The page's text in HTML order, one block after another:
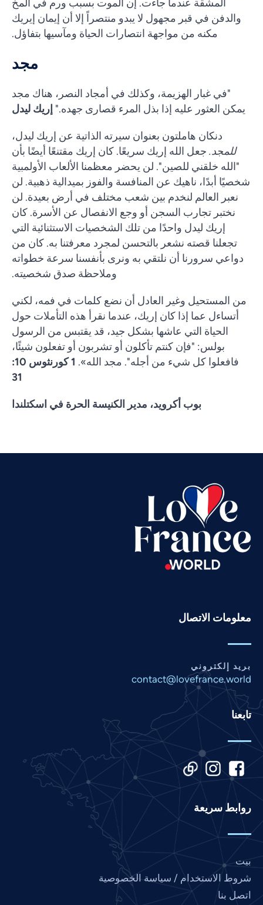
المشقة عندما جاءت. إن الموت بسبب ورم في المخ
والدفن في قبر مجهول لا يبدو منتصراً إلا أن إيمان إيريك
مكنه من مواجهة انتصارات الحياة ومآسيها بتفاؤل.
مجد
"في غبار الهزيمة، وكذلك في أمجاد النصر، هناك مجد
يمكن العثور عليه إذا بذل المرء قصارى جهده." إريك ليدل
دنكان هاملتون بعنوان سيرته الذاتية عن إريك ليدل،
للمجد. جعل الله إريك سريعًا. كان إريك مقتنعًا أيضًا بأن
"الله خلقني للصين". لن يحضر معظمنا الألعاب الأولمبية
شخصيًا أبدًا، ناهيك عن المنافسة والفوز بميدالية ذهبية. لن
نعبر العالم لنخدم بين شعب مختلف في أرض بعيدة. لن
نختبر تجارب السجن أو وجع الانفصال عن الأسرة. كان
إريك ليدل واحدًا من تلك الشخصيات الاستثنائية التي
تجعلنا قصته نشعر بالتحسن لمجرد معرفتنا به. كان من
دواعي سرورنا أن نلتقي به ونرى بأنفسنا سرعة خطواته
وملاحظة صدق شخصيته.
من المستحيل وغير العادل أن نضع كلمات في فمه، لكني
أتساءل عما إذا كان إريك، عندما نقرأ هذه التأملات حول
الحياة التي عاشها بشكل جيد، قد يقتبس من الرسول
بولس: "فإن كنتم تأكلون أو تشربون أو تفعلون شيئًا،
فافعلوا كل شيء من أجله". مجد الله».
1 كورنثوس 10:
31
بوب أكرويد، مدير الكنيسة الحرة في اسكتلندا
معلومات الاتصال
بريد إلكتروني
contact@lovefrance.world
تابعنا
روابط سريعة
بيت
شروط الاستخدام / سياسة الخصوصية
اتصل بنا
Italian
Japanese
Kannada
Khmer
Malay
Marathi
Nepali
Persian
Russian
Spanish
Swahili
Tamil